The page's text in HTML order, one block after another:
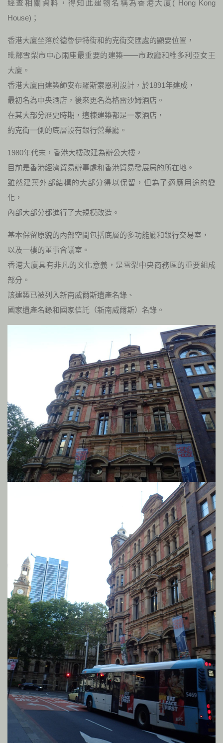
經查相關資料，得知此建物名稱為香港大廈( Hong Kong
House)；
香港大廈坐落於德魯伊特街和約克街交匯處的顯要位置，
毗鄰雪梨市中心兩座最重要的建築——市政廳和維多利亞女王
大廈。
香港大廈由建築師安布羅斯索恩利設計，於1891年建成，
最初名為中央酒店，後來更名為格雷沙姆酒店。
在其大部分歷史時期，這棟建築都是一家酒店，
約克街一側的底層設有銀行營業廳。
1980年代末，香港大樓改建為辦公大樓，
目前是香港經濟貿易辦事處和香港貿易發展局的所在地。
雖然建築外部結構的大部分得以保留，但為了適應用途的變
化，
內部大部分都進行了大規模改造。
基本保留原貌的內部空間包括底層的多功能廳和銀行交易室，
以及一樓的董事會議室。
香港大廈具有非凡的文化意義，是雪梨中央商務區的重要組成
部分。
該建築已被列入新南威爾斯遺產名錄、
國家遺產名錄和國家信託（新南威爾斯）名錄。